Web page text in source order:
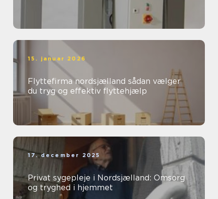
15. januar 2026
Flyttefirma nordsjælland sådan vælger
du tryg og effektiv flyttehjælp
17. december 2025
Privat sygepleje i Nordsjælland: Omsorg
og tryghed i hjemmet